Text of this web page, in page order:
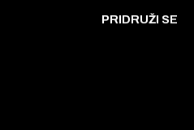
PRIDRUŽI SE